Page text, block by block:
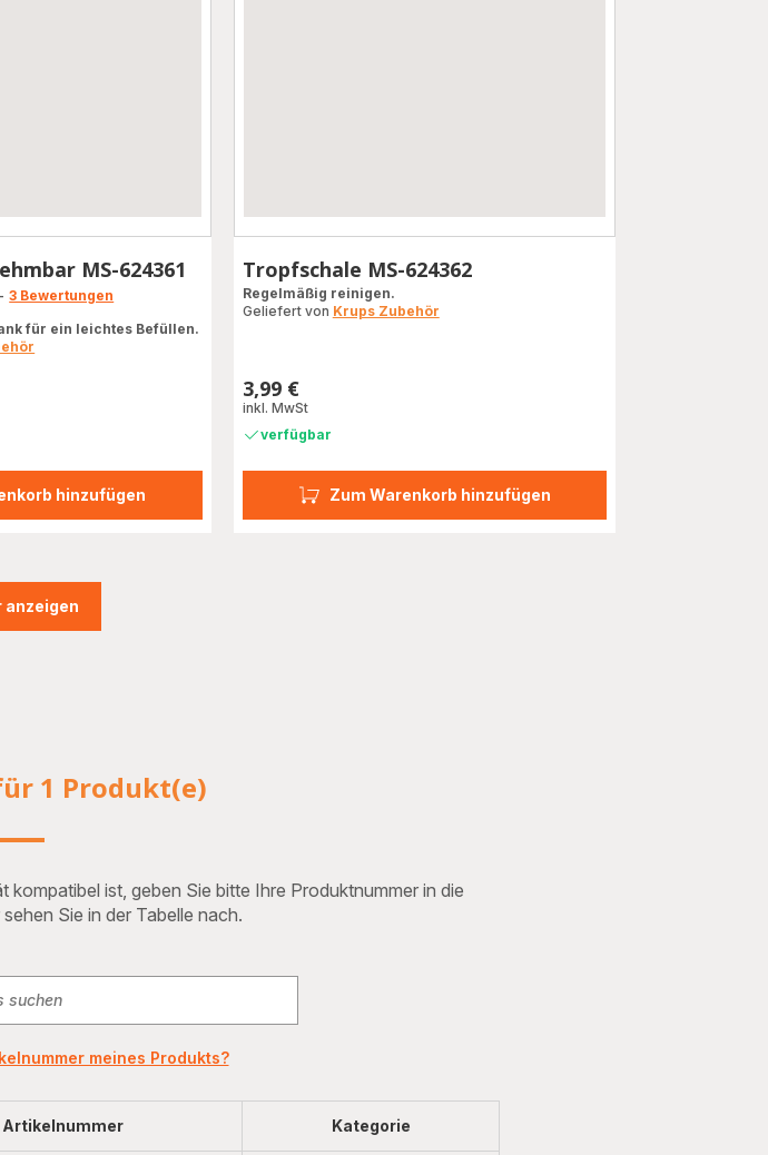
hinzufügen
MS-624361
3 Bewertungen
für ein leichtes Befüllen.
Zum Warenkorb hinzufügen
Tropfschale MS-624362
Regelmäßig reinigen.
Geliefert von Krups Zubehör
Preis
3,99 €
inkl. MwSt
verfügbar
anzeigen
1 Produkt(e)
ist, geben Sie bitte Ihre Produktnummer in die
Sie in der Tabelle nach.
meines Produkts?
Artikelnummer Kategorie